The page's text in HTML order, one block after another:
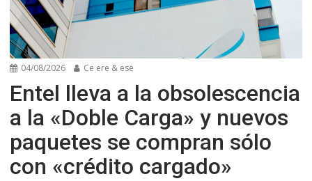
04/08/2026 Ce ere & ese
Entel lleva a la obsolescencia
a la «Doble Carga» y nuevos
paquetes se compran sólo
con «crédito cargado»